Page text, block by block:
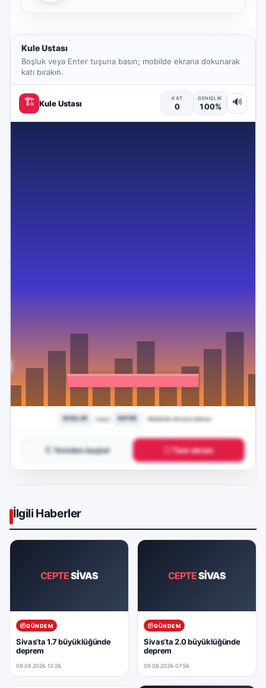
Kule Ustası
Boşluk veya Enter tuşuna basın; mobilde ekrana dokunarak
katı bırakın.
↻ Yeniden başlat ⛶ Tam ekran
İlgili Haberler
CEPTESİVAS
GÜNDEM
Sivas’ta 1.7 büyüklüğünde
deprem
09.08.2026 13:26
CEPTESİVAS
GÜNDEM
Sivas’ta 2.0 büyüklüğünde
deprem
09.08.2026 07:56